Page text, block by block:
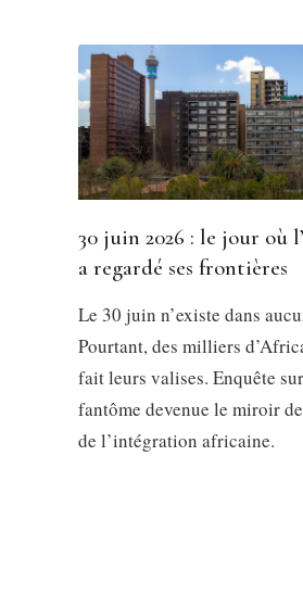
30 juin 2026 : le jour où
a regardé ses frontières
Le 30 juin n’existe dans
Pourtant, des milliers
fait leurs valises. Enquête
fantôme devenue le miroir
de l’intégration africaine.